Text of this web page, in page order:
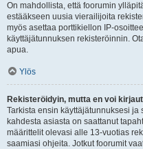
On mahdollista, että foorumin
estääkseen uusia vierailijoita
myös asettaa porttikiellon IP-
käyttäjätunnuksen rekisteröinnin.
apua.
Ylös
Rekisteröidyin, mutta en voi
Tarkista ensin käyttäjätunnuksesi
kahdesta asiasta on saattanut
määrittelit olevasi alle 13-vuotias
saamiasi ohjeita. Jotkut foorumit